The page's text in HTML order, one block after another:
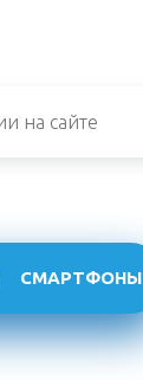
СМАРТФОНЫ